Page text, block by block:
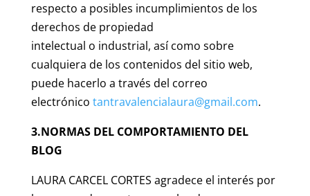
respecto a posibles incumplimientos de los
derechos de propiedad
intelectual o industrial, así como sobre
cualquiera de los contenidos del sitio web,
puede hacerlo a través del correo
electrónico tantravalencialaura@gmail.com.
3.NORMAS DEL COMPORTAMIENTO DEL
BLOG
LAURA CARCEL CORTES agradece el interés por